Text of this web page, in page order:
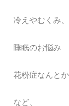
冷えやむくみ、
睡眠のお悩み
花粉症なんと
など、